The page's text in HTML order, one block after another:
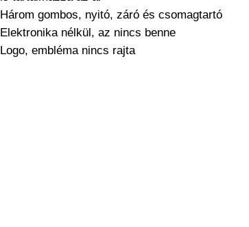
Három gombos, nyitó, záró és csomagtartó
Elektronika nélkül, az nincs benne
Logo, embléma nincs rajta